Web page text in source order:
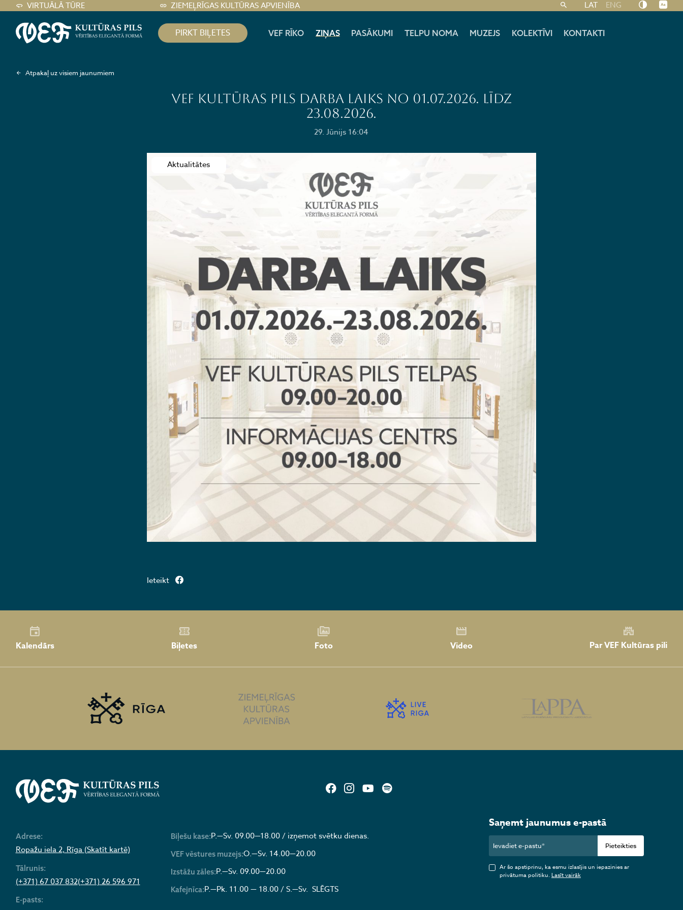
VIRTUĀLĀ TŪRE ZIEMEĻRĪGAS KULTŪRAS APVIENĪBA LAT ENG
PIRKT BIĻETES VEF RĪKO ZIŅAS PASĀKUMI TELPU NOMA MUZEJS KOLEKTĪVI KONTAKTI
Atpakaļ uz visiem jaunumiem
VEF Kultūras pils darba laiks no 01.07.2026. līdz
23.08.2026.
29. Jūnijs 16:04
Aktualitātes
Ieteikt
Kalendārs Biļetes Foto Video Par VEF Kultūras pili
Adrese:
Ropažu iela 2, Rīga (Skatīt kartē)
Tālrunis:
(+371) 67 037 832(+371) 26 596 971
E-pasts:
Biļešu kase:P.—Sv. 09.00—18.00 / izņemot svētku dienas.
VEF vēstures muzejs:O.—Sv. 14.00—20.00
Izstāžu zāles:P.—Sv. 09.00—20.00
Kafejnīca:P.—Pk. 11.00 — 18.00 / S.—Sv. SLĒGTS
Saņemt jaunumus e-pastā
Pieteikties
Ar šo apstiprinu, ka esmu izlasījis un iepazinies ar
privātuma politiku.Lasīt vairāk